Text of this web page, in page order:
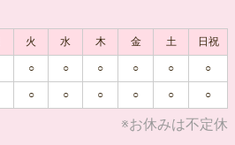
火 水 木 金 土 日祝
○ ○ ○ ○ ○ ○
○ ○ ○ ○ ○ ○
※お休みは不定休